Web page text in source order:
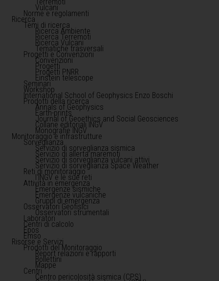
Vulcani
Norme e regolamenti
Ricerca
Temi di ricerca
Ricerca Ambiente
Ricerca Terremoti
Ricerca Vulcani
Tematiche trasversali
Progetti e Convenzioni
Convenzioni
Progetti
Progetti PNRR
Einstein telescope
Seminari
Workshop
International School of Geophysics Enzo Boschi
Prodotti della ricerca
Annals of Geophysics
Earth-prints
Journal of Geoethics and Social Geosciences
Collane editoriali INGV
Monografie INGV
Monitoraggio e infrastrutture
Sorveglianza
Servizio di sorveglianza sismica
Servizio di allerta maremoti
Servizio di sorveglianza vulcani attivi
Servizio di sorveglianza Space Weather
Reti di monitoraggio
l'INGV e le sue reti
Attività in emergenza
Emergenze sismiche
Emergenze vulcaniche
Gruppi di emergenza
Osservatori Geofisici
Osservatori strumentali
Laboratori
Centri di calcolo
Epos
Emso
Risorse e Servizi
Prodotti del Monitoraggio
Report relazioni e rapporti
Bollettini
Mappe
Centri
Centro pericolosità sismica (CPS)